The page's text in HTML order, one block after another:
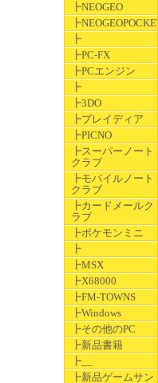
┣NEOGEO
┣NEOGEOPOCKET
┣
┣PC-FX
┣PCエンジン
┣
┣3DO
┣プレイディア
┣PICNO
┣スーパーノート
クラブ
┣モバイルノート
クラブ
┣カードメールク
ラブ
┣ポケモンミニ
┣
┣MSX
┣X68000
┣FM-TOWNS
┣Windows
┣その他のPC
┣新品書籍
┣__
┣新品ゲームサン